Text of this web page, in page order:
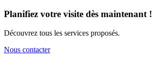
Planifiez votre visite dès maintenant !
Découvrez tous les services proposés.
Nous contacter